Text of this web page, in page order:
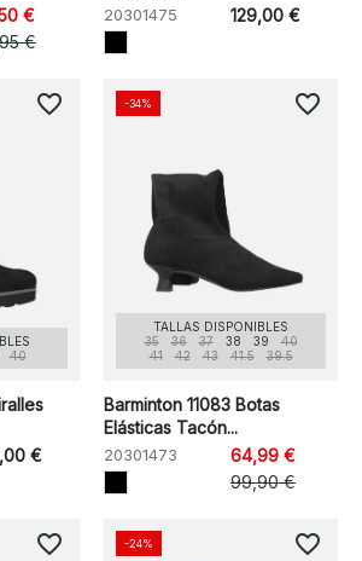
€
€
20301475 129,00 €
40
€
favorite_border
TALLAS DISPONIBLES
35
36 37 38 39
40
41
42 43 41.5 39.5
Barminton 11083 Botas
Elásticas Tacón...
20301473
64,99 €
99,90 €
-34% favorite_border
favorite_border -24% favorite_border